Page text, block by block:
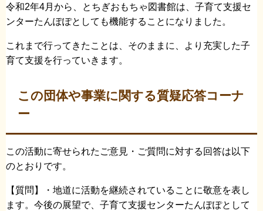
令和2年4月から、とちぎおもちゃ図書館は、子育て支援セ
ンターたんぽぽとしても機能することになりました。
これまで行ってきたことは、そのままに、より充実した子
育て支援を行っていきます。
この団体や事業に関する質疑応答コーナ
ー
この活動に寄せられたご意見・ご質問に対する回答は以下
のとおりです。
【質問】・地道に活動を継続されていることに敬意を表し
ます。今後の展望で、子育て支援センターたんぽぽとして